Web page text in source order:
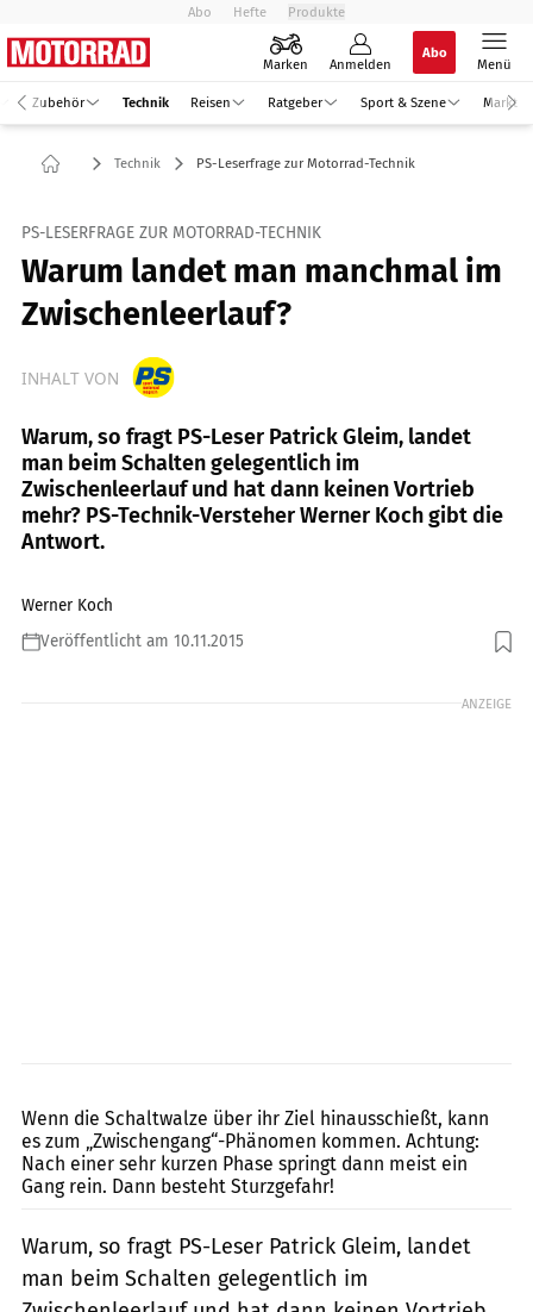
Abo Hefte Produkte
Marken Anmelden
Abo
Menü
Zubehör Technik Reisen Ratgeber Sport & Szene Markt
Technik PS-Leserfrage zur Motorrad-Technik
PS-LESERFRAGE ZUR MOTORRAD-TECHNIK
Warum landet man manchmal im
Zwischenleerlauf?
INHALT VON
Warum, so fragt PS-Leser Patrick Gleim, landet
man beim Schalten gelegentlich im
Zwischenleerlauf und hat dann keinen Vortrieb
mehr? PS-Technik-Versteher Werner Koch gibt die
Antwort.
Werner Koch
Veröffentlicht am 10.11.2015
Foto: Archiv
ANZEIGE
Wenn die Schaltwalze über ihr Ziel hinausschießt, kann
es zum „Zwischen­gang“-Phänomen kommen. Achtung:
Nach einer sehr kurzen Phase springt dann meist ein
Gang rein. Dann besteht Sturz­gefahr!
Warum, so fragt PS-Leser Patrick Gleim, landet
man beim Schalten gelegentlich im